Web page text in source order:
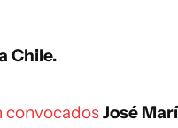
Chile.
convocadosJosé